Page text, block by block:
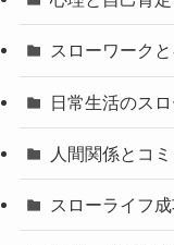
スローワーク
日常生活のス
人間関係とコ
スローライフ